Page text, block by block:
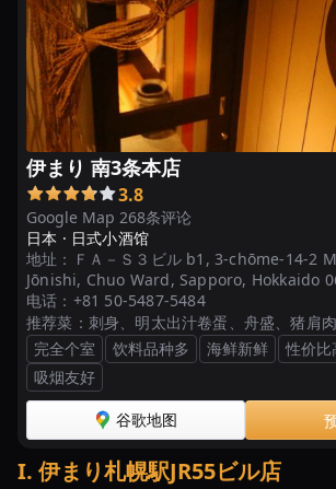
伊まり 南3条本店
Google Map 268条评论
3.8
日本 · 日式小酒馆
地址： ＦＡ－Ｓ３ビル b1, 3-chōme-14-2
Jōnishi, Chuo Ward, Sapporo, Hokkaido
电话： +81 50-5487-5484
推荐菜： 刺身、明太出汁卷蛋、舟盛、猪肩
完全个室
饮料品种多 海鲜新鲜 性价比
吸烟友好
谷歌地图
I. 伊まり札幌駅JR55ビル店